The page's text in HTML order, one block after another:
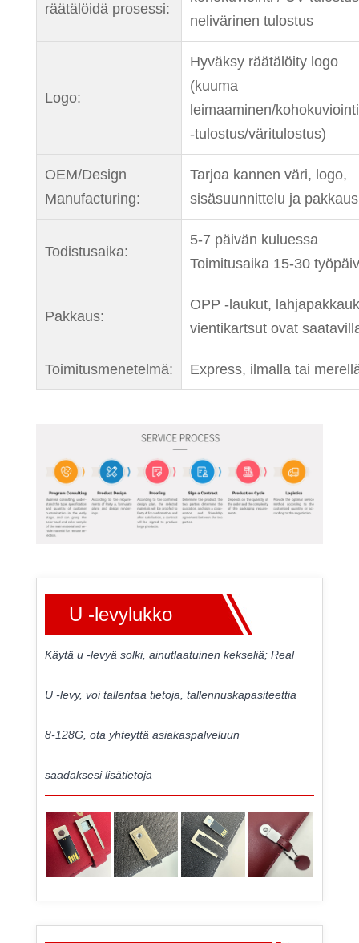
räätälöidä prosessi:
nelivärinen tulostus
Logo:
Hyväksy räätälöity logo
(kuuma
leimaaminen/
-tulostus/väritulostus)
OEM/Design
Manufacturing:
Tarjoa kannen väri, logo,
sisäsuunnittelu ja
Todistusaika:
5-7 päivän kuluessa
Toimitusaika 15-30
Pakkaus:
OPP -laukut,
vientikartsut ovat
Toimitusmenetelmä: Express, ilmalla tai
U -levylukko
Käytä u -levyä solki, ainutlaatuinen kekseliä; Real
U -levy, voi tallentaa tietoja, tallennuskapasiteettia
8-128G, ota yhteyttä asiakaspalveluun
saadaksesi lisätietoja